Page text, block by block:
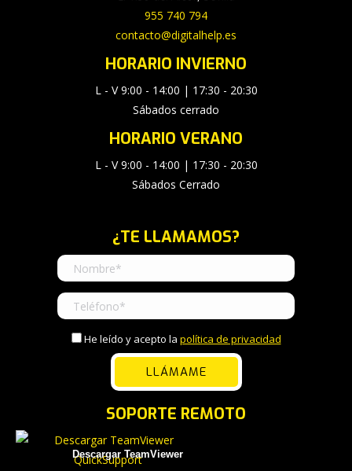
955 740 794
contacto@digitalhelp.es
HORARIO INVIERNO
L - V 9:00 - 14:00 | 17:30 - 20:30
Sábados cerrado
HORARIO VERANO
L - V 9:00 - 14:00 | 17:30 - 20:30
Sábados Cerrado
¿TE LLAMAMOS?
He leído y acepto la política de privacidad
SOPORTE REMOTO
Descargar TeamViewer